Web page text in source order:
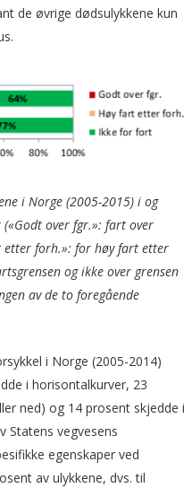
de øvrige dødsulykkene kun
i Norge (2005-2015) i og
over fgr.»: fart over
etter forh.»: for høy fart etter
og ikke over grensen
av de to foregående
i Norge (2005-2014)
i horisontalkurver, 23
ned) og 14 prosent skjedde i
Statens vegvesens
egenskaper ved
av ulykkene, dvs. til